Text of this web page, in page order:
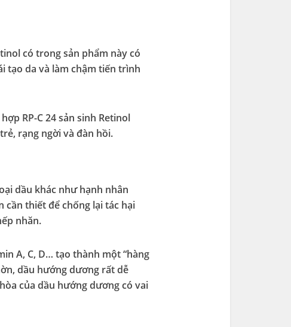
có trong sản phẩm này có
tạo da và làm chậm tiến trình
RP-C 24 sản sinh Retinol
rạng ngời và đàn hồi.
dầu khác như hạnh nhân
cần thiết để chống lại tác hại
nhăn.
A, C, D… tạo thành một “hàng
dầu hướng dương rất dễ
của dầu hướng dương có vai